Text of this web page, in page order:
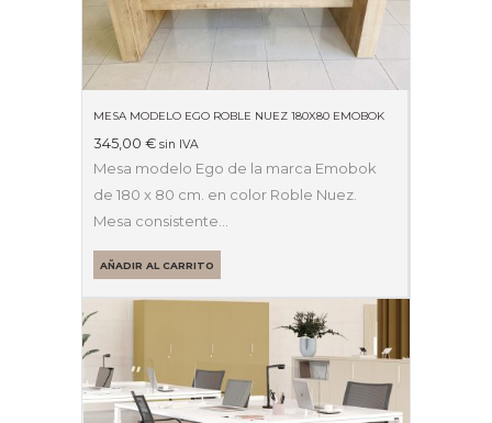
MESA MODELO EGO ROBLE NUEZ 180X80 EMOBOK
345,00 € sin IVA
Mesa modelo Ego de la marca Emobok
de 180 x 80 cm. en color Roble Nuez.
Mesa consistente…
AÑADIR AL CARRITO